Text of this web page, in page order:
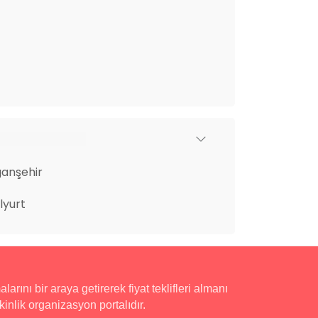
bir araya getirerek fiyat teklifleri almanı
organizasyon portalıdır.